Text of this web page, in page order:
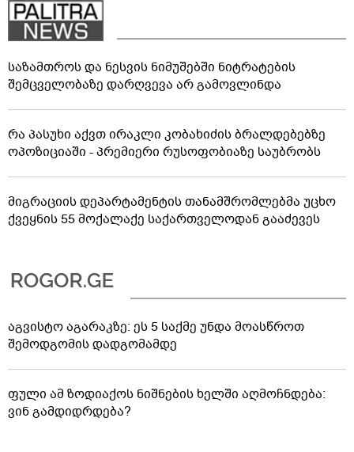
საზამთროს და ნესვის ნიმუშებში ნიტრატების
შემცველობაზე დარღვევა არ გამოვლინდა
რა პასუხი აქვთ ირაკლი კობახიძის ბრალდებებზე
ოპოზიციაში - პრემიერი რუსოფობიაზე საუბრობს
მიგრაციის დეპარტამენტის თანამშრომლებმა უცხო
ქვეყნის 55 მოქალაქე საქართველოდან გააძევეს
აგვისტო აგარაკზე: ეს 5 საქმე უნდა მოასწროთ
შემოდგომის დადგომამდე
ფული ამ ზოდიაქოს ნიშნების ხელში აღმოჩნდება:
ვინ გამდიდრდება?